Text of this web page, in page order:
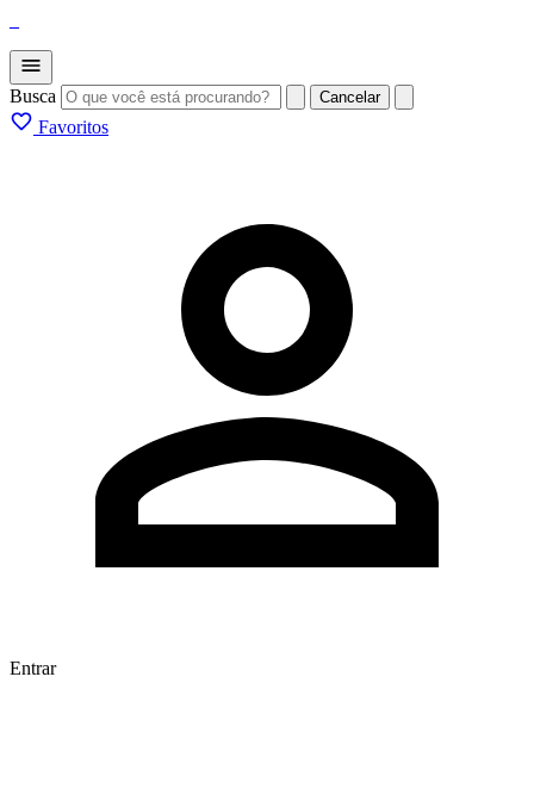
Busca Cancelar
Favoritos
Entrar